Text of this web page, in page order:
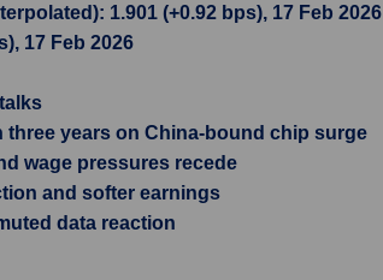
1.901 (+0.92 bps), 17 Feb 2026
17 Feb 2026
years on China-bound chip surge
wage pressures recede
and softer earnings
data reaction